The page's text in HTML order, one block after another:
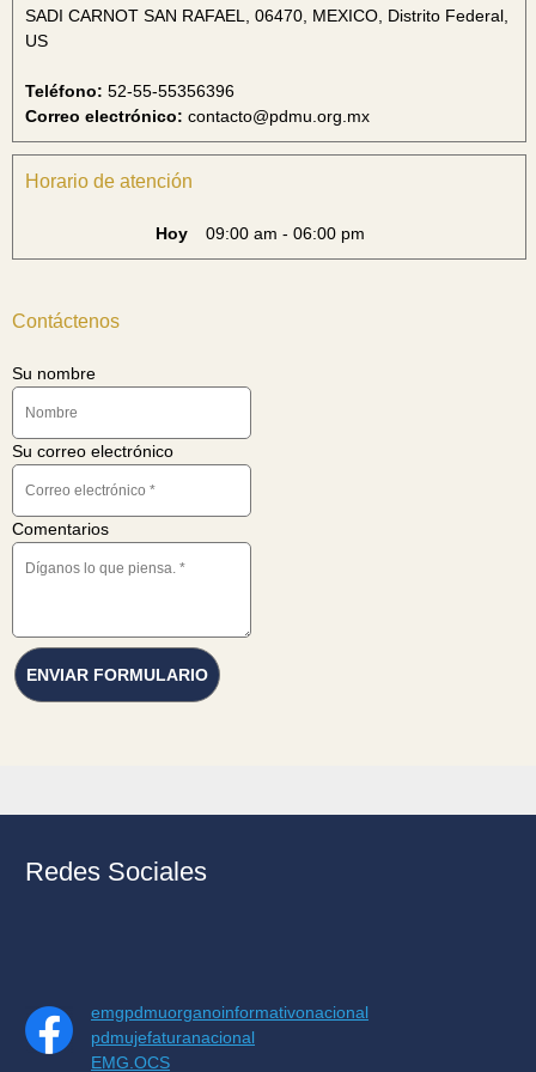
SADI CARNOT SAN RAFAEL, 06470, MEXICO, Distrito Federal,
US
Teléfono: 52-55-55356396
Correo electrónico: contacto@pdmu.org.mx
Horario de atención
Hoy 09:00 am - 06:00 pm
Contáctenos
Su nombre
Su correo electrónico
Comentarios
ENVIAR FORMULARIO
Redes Sociales
emgpdmuorganoinformativonacional
pdmujefaturanacional
EMG.OCS